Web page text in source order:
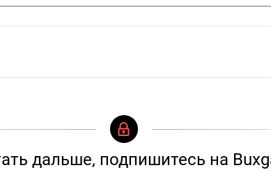
дальше, подпишитесь на